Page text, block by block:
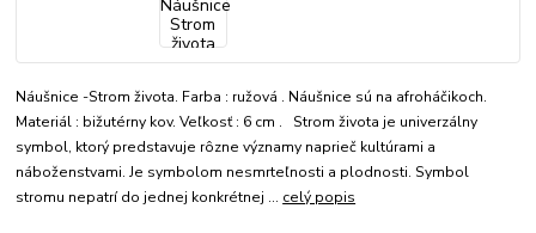
Náušnice -Strom života. Farba : ružová . Náušnice sú na afroháčikoch.
Materiál : bižutérny kov. Veľkosť : 6 cm . Strom života je univerzálny
symbol, ktorý predstavuje rôzne významy naprieč kultúrami a
náboženstvami. Je symbolom nesmrteľnosti a plodnosti. Symbol
stromu nepatrí do jednej konkrétnej ... celý popis